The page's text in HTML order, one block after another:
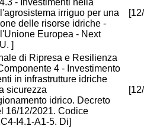
- Investimenti nella
irriguo per una
delle risorse idriche -
Europea - Next
]
di Ripresa e Resilienza
4 - Investimento
in infrastrutture idriche
sicurezza
idrico. Decreto
16/12/2021. Codice
I4.1-A1-5. Di]